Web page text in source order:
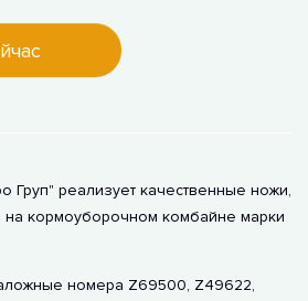
Груп" реализует качественные ножи,
на кормоуборочном комбайне марки
номера Z69500, Z49622,